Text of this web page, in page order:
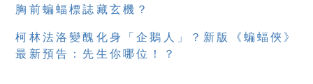
胸前蝙蝠標誌藏玄機？
柯林法洛變醜化身「企鵝人」？新版《蝙蝠俠》
最新預告：先生你哪位！？